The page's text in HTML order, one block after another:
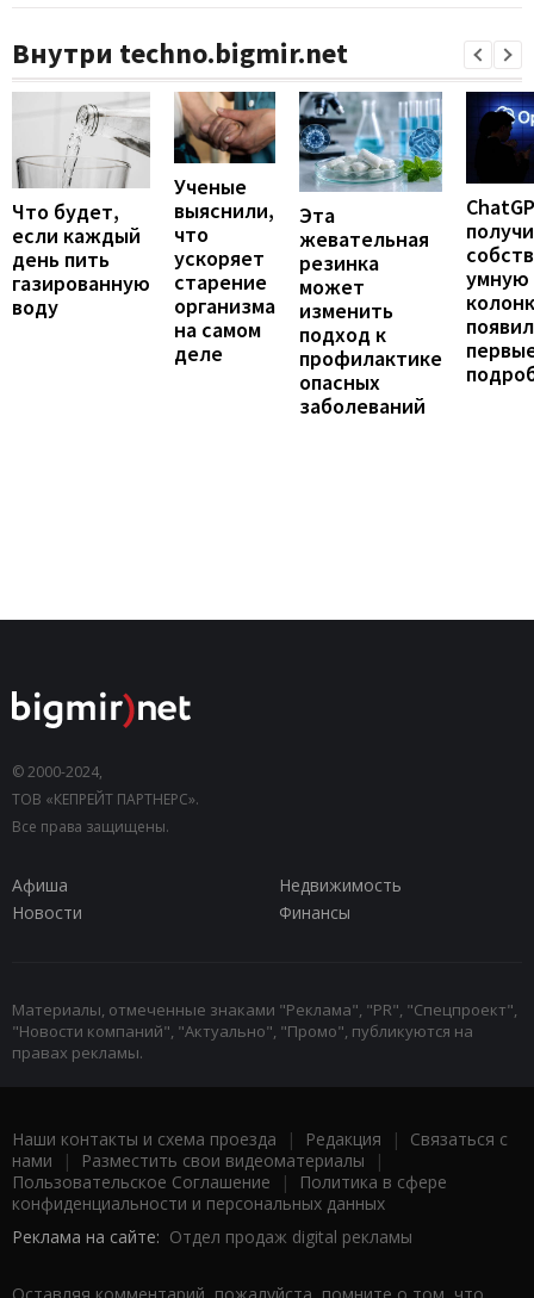
Внутри techno.bigmir.net
Что будет,
если каждый
день пить
газированную
воду
Ученые
выяснили,
что
ускоряет
старение
организма
на самом
деле
Эта
жевательная
резинка
может
изменить
подход к
профилактике
опасных
заболеваний
умную
© 2000-2024,
ТОВ «КЕПРЕЙТ ПАРТНЕРС».
Все права защищены.
Афиша
Недвижимость
Новости
Финансы
Материалы, отмеченные знаками "Реклама", "PR", "Спецпроект",
"Новости компаний", "Актуально", "Промо", публикуются на
правах рекламы.
Наши контакты и схема проезда | Редакция | Связаться с
нами | Разместить свои видеоматериалы |
Пользовательское Соглашение |
Политика в сфере
конфиденциальности и персональных данных
Реклама на сайте: Отдел продаж digital рекламы